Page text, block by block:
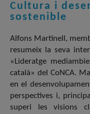
Cultura i
sostenible
Alfons Martinell,
resumeix la seva
«Lideratge
català» del CoNCA.
en el
perspectives i,
superi les visions